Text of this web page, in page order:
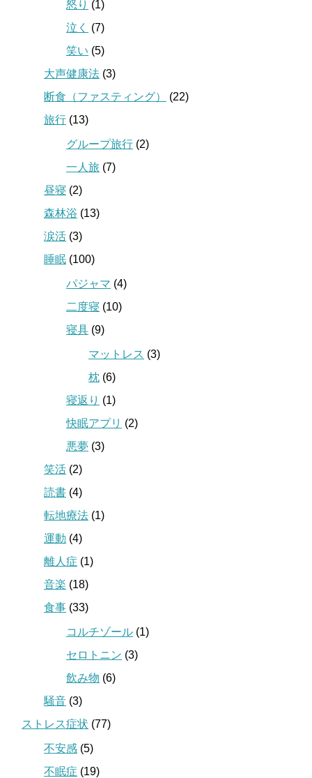
怒り (1)
泣く
(7)
笑い (5)
大声健康法 (3)
断食（ファスティング）
(22)
旅行 (13)
グループ旅行 (2)
一人旅 (7)
昼寝 (2)
森林浴 (13)
涙活 (3)
睡眠 (100)
パジャマ (4)
二度寝 (10)
寝具 (9)
マットレス (3)
枕 (6)
寝返り (1)
快眠アプリ (2)
悪夢 (3)
笑活 (2)
読書 (4)
転地療法 (1)
運動 (4)
離人症 (1)
音楽 (18)
食事 (33)
コルチゾール (1)
セロトニン (3)
飲み物 (6)
騒音 (3)
ストレス症状 (77)
不安感 (5)
不眠症 (19)